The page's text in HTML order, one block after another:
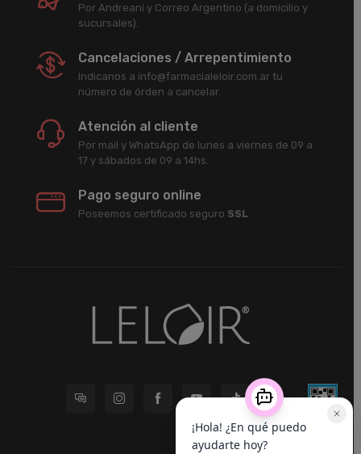
Por Andreani y Correo Argentino (a domicilio y
sucursales).
Cancelaciones / Arrepentimiento
Indicanos a info@farmacialeloir.com.ar tu
número de órden a cancelar.
Atención al cliente
Por mail y WhatsApp de lunes a viernes de 09 a
17 y sábados de 09 a 14hs.
Pago seguro online
Poseemos certificado seguro SSL